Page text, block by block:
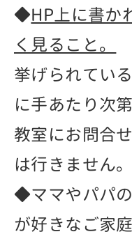
◆HP上に書か
く見ること。
挙げられてい
に手あたり次
教室にお問合
は行きません。
◆ママやパパの
が好きなご家